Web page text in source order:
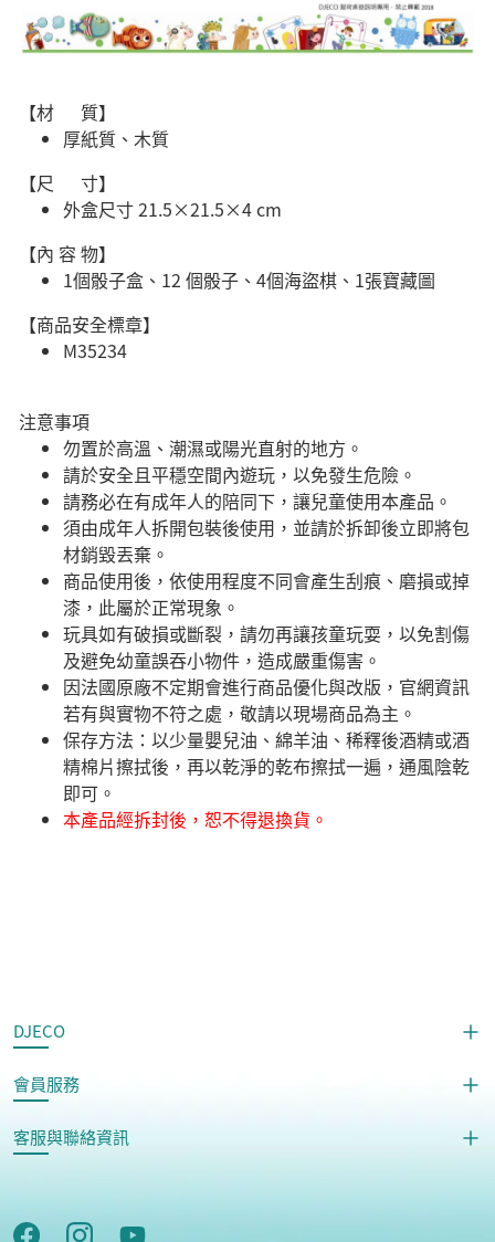
【材 質】
厚紙質、木質
【尺 寸】
外盒尺寸 21.5×21.5×4 cm
【內 容 物】
1個骰子盒、12 個骰子、4個海盜棋、1張寶藏圖
【商品安全標章】
M35234
注意事項
勿置於高溫、潮濕或陽光直射的地方。
請於安全且平穩空間內遊玩，以免發生危險。​
請務必在有成年人的陪同下，讓兒童使用本產品。
須由成年人拆開包裝後使用，並請於拆卸後立即將包
材銷毀丟棄。
商品使用後，依使用程度不同會產生刮痕、磨損或掉
漆，此屬於正常現象。
玩具如有破損或斷裂，請勿再讓孩童玩耍，以免割傷
及避免幼童誤吞小物件，造成嚴重傷害。
因法國原廠不定期會進行商品優化與改版，官網資訊
若有與實物不符之處，敬請以現場商品為主。
​保存方法：以少量嬰兒油、綿羊油、稀釋後酒精或酒
精棉片擦拭後，再以乾淨的乾布擦拭一遍，通風陰乾
即可。
本產品經拆封後，恕不得退換貨。
DJECO
會員服務
客服與聯絡資訊